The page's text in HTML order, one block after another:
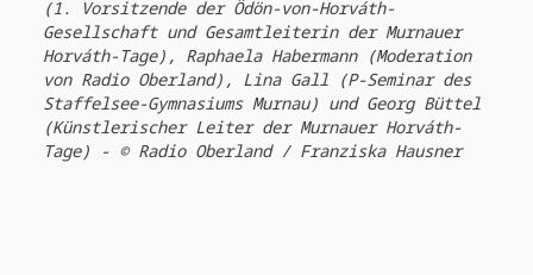
(1. Vorsitzende der Ödön-von-Horváth-
Gesellschaft und Gesamtleiterin der Murnauer
Horváth-Tage), Raphaela Habermann (Moderation
von Radio Oberland), Lina Gall (P-Seminar des
Staffelsee-Gymnasiums Murnau) und Georg Büttel
(Künstlerischer Leiter der Murnauer Horváth-
Tage) - © Radio Oberland / Franziska Hausner